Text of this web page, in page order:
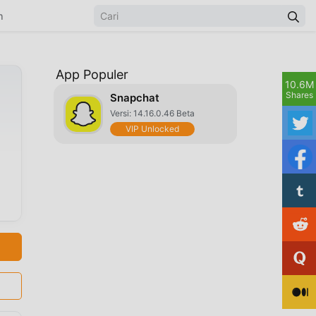
App Populer
Snapchat
Versi: 14.16.0.46 Beta
VIP Unlocked
10.6M
Shares